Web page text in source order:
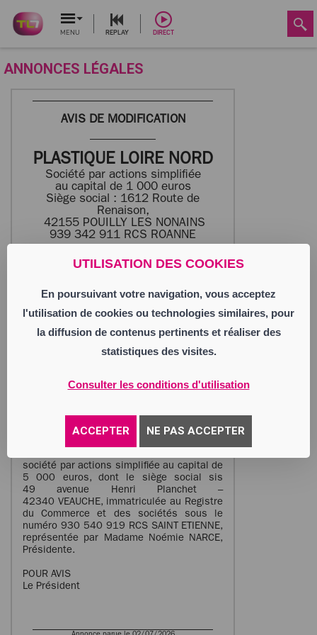
UTILISATION DES COOKIES
En poursuivant votre navigation, vous acceptez
l'utilisation de cookies ou technologies similaires, pour
la diffusion de contenus pertinents et réaliser des
statistiques des visites.
Consulter les conditions d'utilisation
ACCEPTER NE PAS ACCEPTER
MENU REPLAY DIRECT
ANNONCES LÉGALES
AVIS DE MODIFICATION
PLASTIQUE LOIRE NORD
Société par actions simplifiée
au capital de 1 000 euros
Siège social : 1612 Route de
Renaison,
42155 POUILLY LES NONAINS
939 342 911 RCS ROANNE
compter du même jour :
- de remplacer la dénomination sociale par
CONSEILS ET CONFORT et de modifier
l’article 3 des statuts. La mention relative
au sigle a également été supprimée.
Service d’aide à domicile (visite et services
personne et de modifier l’article 2 des
société par actions simplifiée au capital de
5 000 euros, dont le siège social sis
49 avenue Henri Planchet –
42340 VEAUCHE, immatriculée au Registre
du Commerce et des sociétés sous le
numéro 930 540 919 RCS SAINT ETIENNE,
représentée par Madame Noémie NARCE,
Présidente.
POUR AVIS
Le Président